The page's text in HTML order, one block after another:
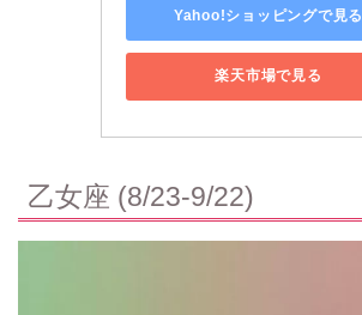
Yahoo!ショッピングで見る
楽天市場で見る
乙女座 (8/23-9/22)